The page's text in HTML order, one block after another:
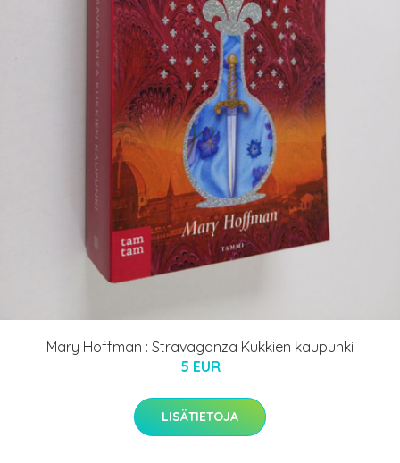
Mary Hoffman : Stravaganza Kukkien kaupunki
5 EUR
LISÄTIETOJA